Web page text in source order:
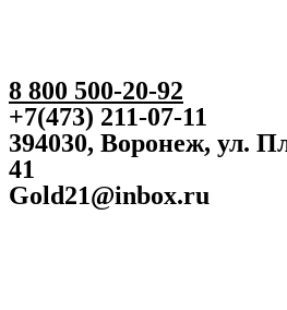
8 800 500-20-92
+7(473) 211-07-11
394030, Воронеж, ул.
41
Gold21@inbox.ru